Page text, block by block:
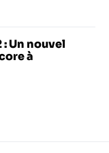
: Un nouvel
à